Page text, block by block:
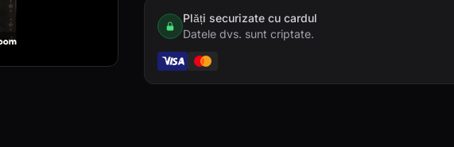
Plăți securizate cu cardul
Datele dvs. sunt criptate.